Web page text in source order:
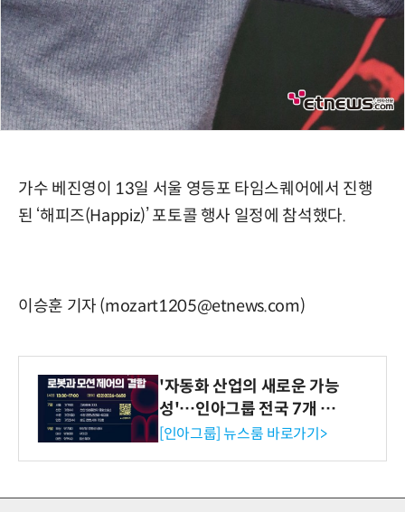
가수 베진영이 13일 서울 영등포 타임스퀘어에서 진행
된 ‘해피즈(Happiz)’ 포토콜 행사 일정에 참석했다.
이승훈 기자 (mozart1205@etnews.com)
'자동화 산업의 새로운 가능
성'…인아그룹 전국 7개 도
시 세미나 페어 개최
[인아그룹] 뉴스룸 바로가기>